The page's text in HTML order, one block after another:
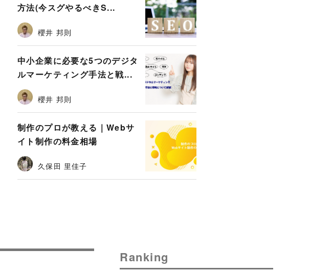
方法(今スグやるべきS...
櫻井 邦則
中小企業に必要な5つのデジタ
ルマーケティング手法と戦...
櫻井 邦則
制作のプロが教える｜Webサ
イト制作の料金相場
久保田 里佳子
Ranking